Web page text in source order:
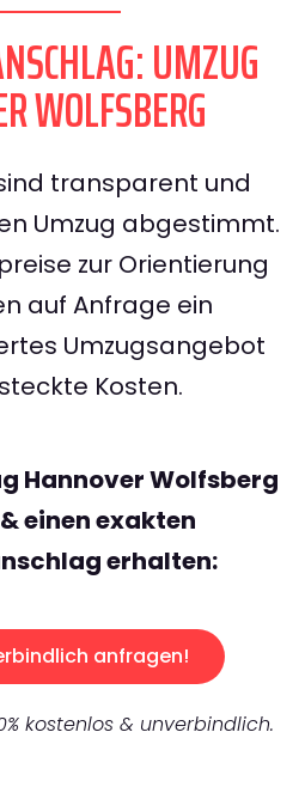
UMZUG
WOLFSBERG
transparent und
Umzug abgestimmt.
zur Orientierung
auf Anfrage ein
Umzugsangebot
Kosten.
Hannover Wolfsberg
einen exakten
erhalten:
anfragen!
kostenlos & unverbindlich.